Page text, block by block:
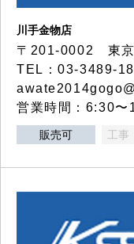
川手金物店
〒201-0002 東京
TEL：03-3489-
営業時間：6:30〜
販売可 工事